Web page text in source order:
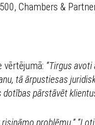
Chambers &
vērtējumā: “Tirgus
tā ārpustiesas
pārstāvēt
problēmu.”